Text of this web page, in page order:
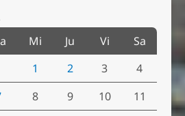
Mi Ju Vi
Sa
1
2 3
4
8 9 10
11